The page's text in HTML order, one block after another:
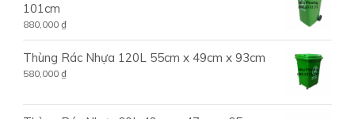
101cm
880,000 ₫
Thùng Rác Nhựa 120L 55cm x 49cm x 93cm
580,000 ₫